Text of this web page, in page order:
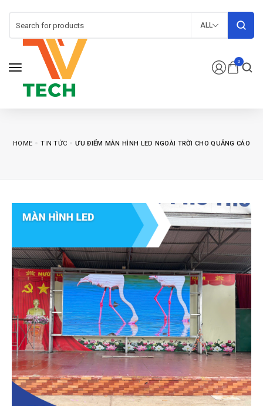
0
ALL
HOME TIN TỨC ƯU ĐIỂM MÀN HÌNH LED NGOÀI TRỜI CHO QUẢNG CÁO